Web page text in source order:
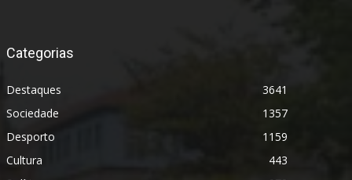
Categorias
Destaques
3641
Sociedade
1357
Desporto
1159
Cultura
443